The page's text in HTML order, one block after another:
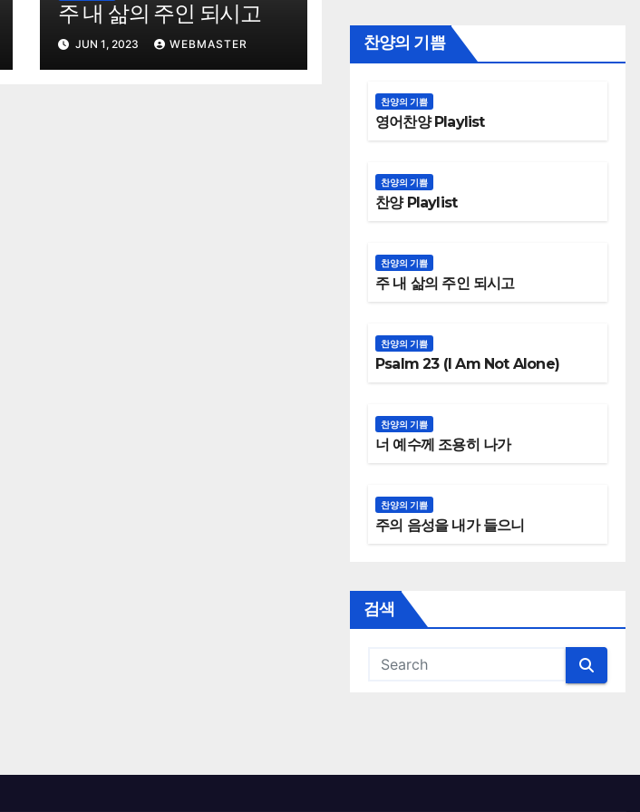
주 내 삶의 주인 되시고
JUN 1, 2023 WEBMASTER 찬양의 기쁨
찬양의 기쁨
영어찬양 Playlist
찬양의 기쁨
찬양 Playlist
찬양의 기쁨
주 내 삶의 주인 되시고
찬양의 기쁨
Psalm 23 (I Am Not Alone)
찬양의 기쁨
너 예수께 조용히 나가
찬양의 기쁨
주의 음성을 내가 들으니
검색